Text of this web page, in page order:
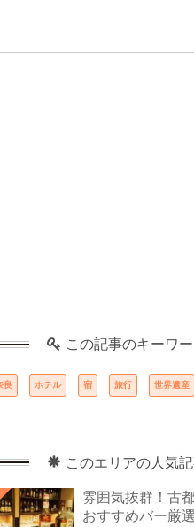
この記事のキーワ
良 ホテル 宿 旅行 世界遺産
このエリアの人気
雰囲気抜群！古
おすすめバー厳